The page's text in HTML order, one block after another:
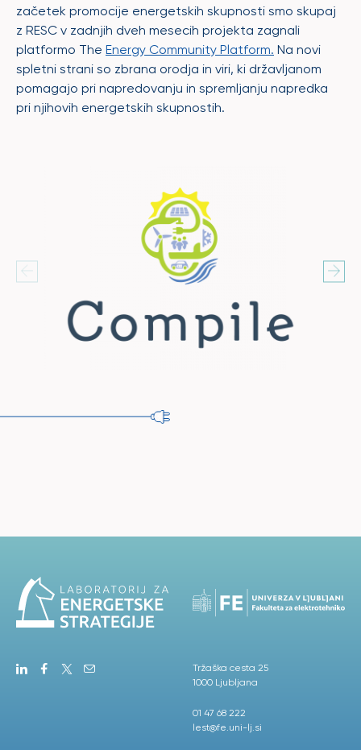
začetek promocije energetskih skupnosti smo skupaj
z RESC v zadnjih dveh mesecih projekta zagnali
platformo The Energy Community Platform. Na novi
spletni strani so zbrana orodja in viri, ki državljanom
pomagajo pri napredovanju in spremljanju napredka
pri njihovih energetskih skupnostih.
Tržaška cesta 25
1000 Ljubljana
01 47 68 222
lest@fe.uni-lj.si